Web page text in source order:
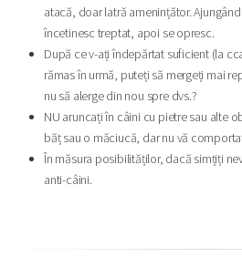
atacă, doar latră amenințător.
încetinesc treptat, apoi se opresc.
După ce v-ați îndepărtat suficient (la
rămas în urmă, puteți să mergeți mai
nu să alerge din nou spre dvs.?
NU aruncați în câini cu pietre sau alte
băț sau o măciucă, dar nu vă
În măsura posibilităților, dacă simțiți
anti-câini.